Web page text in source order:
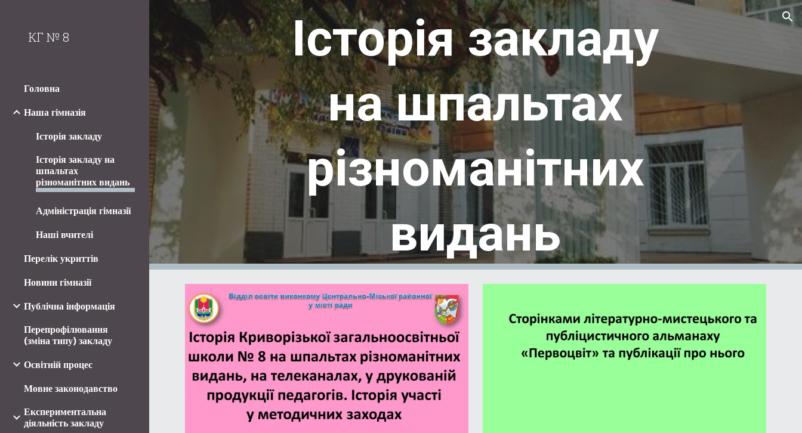
Skip to main content Skip to navigation
КГ № 8
Головна
Наша гімназія
Історія закладу
Історія закладу на
шпальтах
різноманітних видань
Адміністрація гімназії
Наші вчителі
Перелік укриттів
Новини гімназії
Публічна інформація
Перепрофілювання
(зміна типу) закладу
Освітній процес
Мовне законодавство
Експериментальна
діяльність закладу
Історія закладу
на шпальтах
різноманітних
видань